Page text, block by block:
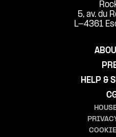
5, av. du
L-4361
HELP &